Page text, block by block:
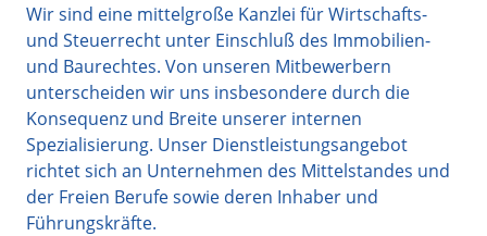
Wir sind eine mittelgroße Kanzlei für Wirtschafts-
und Steuerrecht unter Einschluß des Immobilien-
und Baurechtes. Von unseren Mitbewerbern
unterscheiden wir uns insbesondere durch die
Konsequenz und Breite unserer internen
Spezialisierung. Unser Dienstleistungsangebot
richtet sich an Unternehmen des Mittelstandes und
der Freien Berufe sowie deren Inhaber und
Führungskräfte.